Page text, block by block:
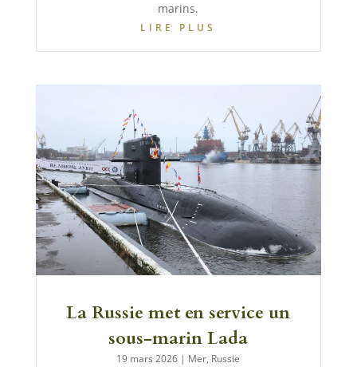
marins.
LIRE PLUS
La Russie met en service un
sous-marin Lada
19 mars 2026 | Mer, Russie